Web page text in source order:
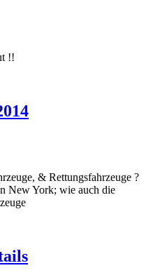
!!
& Rettungsfahrzeuge ?
New York; wie auch die